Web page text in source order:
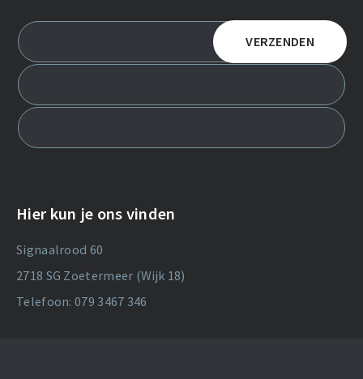
Hier kun je ons vinden
Signaalrood 60
2718 SG Zoetermeer (Wijk 18)
Telefoon: 079 3467 346